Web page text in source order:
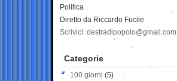
Politica
Diretto da Riccardo Fucile
Scrivici: destradipopolo@gmail.com
Categorie
100 giorni (5)